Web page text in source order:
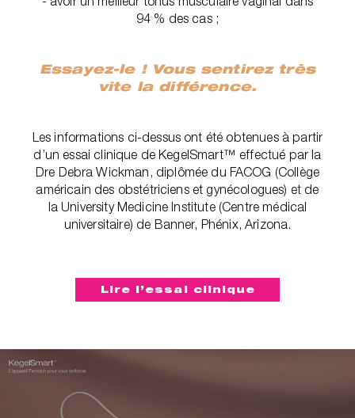
94 % des cas ;
Essayez-le ! Vous sentirez très
vite la différence.
Les informations ci-dessus ont été obtenues à partir
d’un essai clinique de KegelSmart™ effectué par la
Dre Debra Wickman, diplômée du FACOG (Collège
américain des obstétriciens et gynécologues) et de
la University Medicine Institute (Centre médical
universitaire) de Banner, Phénix, Arizona.‎
Lire l’essai clinique